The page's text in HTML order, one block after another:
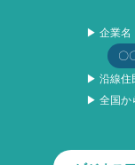
▶ 企業名
〇
▶ 沿線住
▶ 全国か